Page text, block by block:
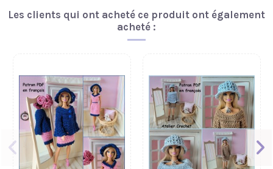
Les clients qui ont acheté ce produit ont également
acheté :